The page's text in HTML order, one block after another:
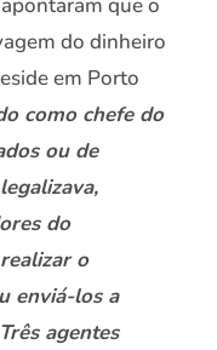
do dinheiro
em Porto
como chefe do
ou de
do
o
enviá-los a
agentes